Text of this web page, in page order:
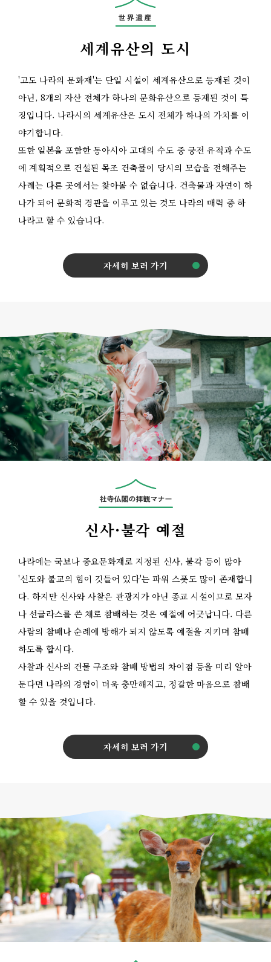
세계유산의 도시
'고도 나라의 문화재'는 단일 시설이 세계유산으로 등재된 것이
아닌, 8개의 자산 전체가 하나의 문화유산으로 등재된 것이 특
징입니다. 나라시의 세계유산은 도시 전체가 하나의 가치를 이
야기합니다.
또한 일본을 포함한 동아시아 고대의 수도 중 궁전 유적과 수도
에 계획적으로 건설된 목조 건축물이 당시의 모습을 전해주는
사례는 다른 곳에서는 찾아볼 수 없습니다. 건축물과 자연이 하
나가 되어 문화적 경관을 이루고 있는 것도 나라의 매력 중 하
나라고 할 수 있습니다.
자세히 보러 가기
신사·불각 예절
나라에는 국보나 중요문화재로 지정된 신사, 불각 등이 많아
'신도와 불교의 힘이 깃들어 있다'는 파워 스폿도 많이 존재합니
다. 하지만 신사와 사찰은 관광지가 아닌 종교 시설이므로 모자
나 선글라스를 쓴 채로 참배하는 것은 예절에 어긋납니다. 다른
사람의 참배나 순례에 방해가 되지 않도록 예절을 지키며 참배
하도록 합시다.
사찰과 신사의 건물 구조와 참배 방법의 차이점 등을 미리 알아
둔다면 나라의 경험이 더욱 충만해지고, 정갈한 마음으로 참배
할 수 있을 것입니다.
자세히 보러 가기